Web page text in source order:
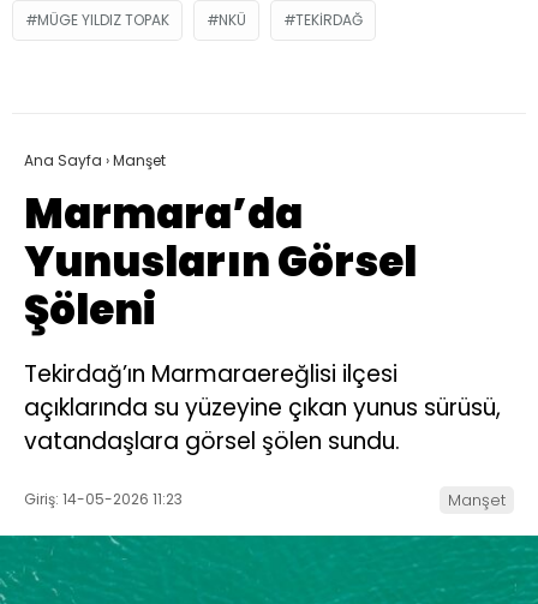
MÜGE YILDIZ TOPAK NKÜ TEKIRDAĞ
Ana Sayfa ›Manşet
Marmara’da
Yunusların Görsel
Şöleni
Tekirdağ’ın Marmaraereğlisi ilçesi
açıklarında su yüzeyine çıkan yunus sürüsü,
vatandaşlara görsel şölen sundu.
Giriş: 14-05-2026 11:23 Manşet